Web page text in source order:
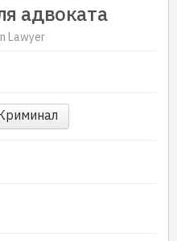
адвоката
Lawyer